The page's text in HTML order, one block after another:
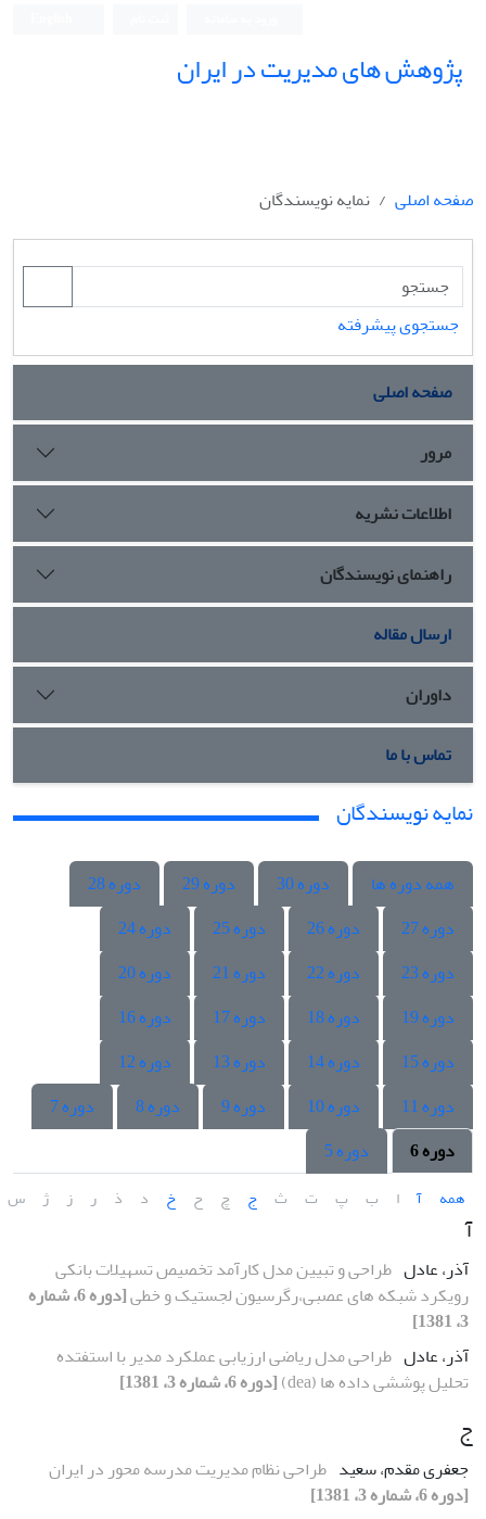
پژوهش های مدیریت در ایران
صفحه اصلی نمایه نویسندگان
جستجوی پیشرفته
صفحه اصلی
مرور
اطلاعات نشریه
راهنمای نویسندگان
ارسال مقاله
داوران
تماس با ما
نمایه نویسندگان
همه دوره ها دوره 30 دوره 29
دوره 28
دوره 27
دوره 26 دوره 25
دوره 24
دوره 23
دوره 22 دوره 21
دوره 20
دوره 19
دوره 18 دوره 17
دوره 16
دوره 15
دوره 14 دوره 13
دوره 12
دوره 11
دوره 10 دوره 9 دوره 8
دوره 7
دوره 6
دوره 5
همه آ ا ب پ ت ث ج چ ح خ د ذ ر ز ژ س
آ
آذر، عادل طراحی و تبیین مدل کارآمد تخصیص تسهیلات بانکی
رویکرد شبکه های عصبی،رگرسیون لجستیک و خطی
[دوره 6، شماره
3، 1381]
آذر، عادل طراحی مدل ریاضی ارزیابی عملکرد مدیر با استفتده
تحلیل پوششی داده ها (dea)
[دوره 6، شماره 3، 1381]
ج
جعفری مقدم، سعید طراحی نظام مدیریت مدرسه محور در ایران
[دوره 6، شماره 3، 1381]